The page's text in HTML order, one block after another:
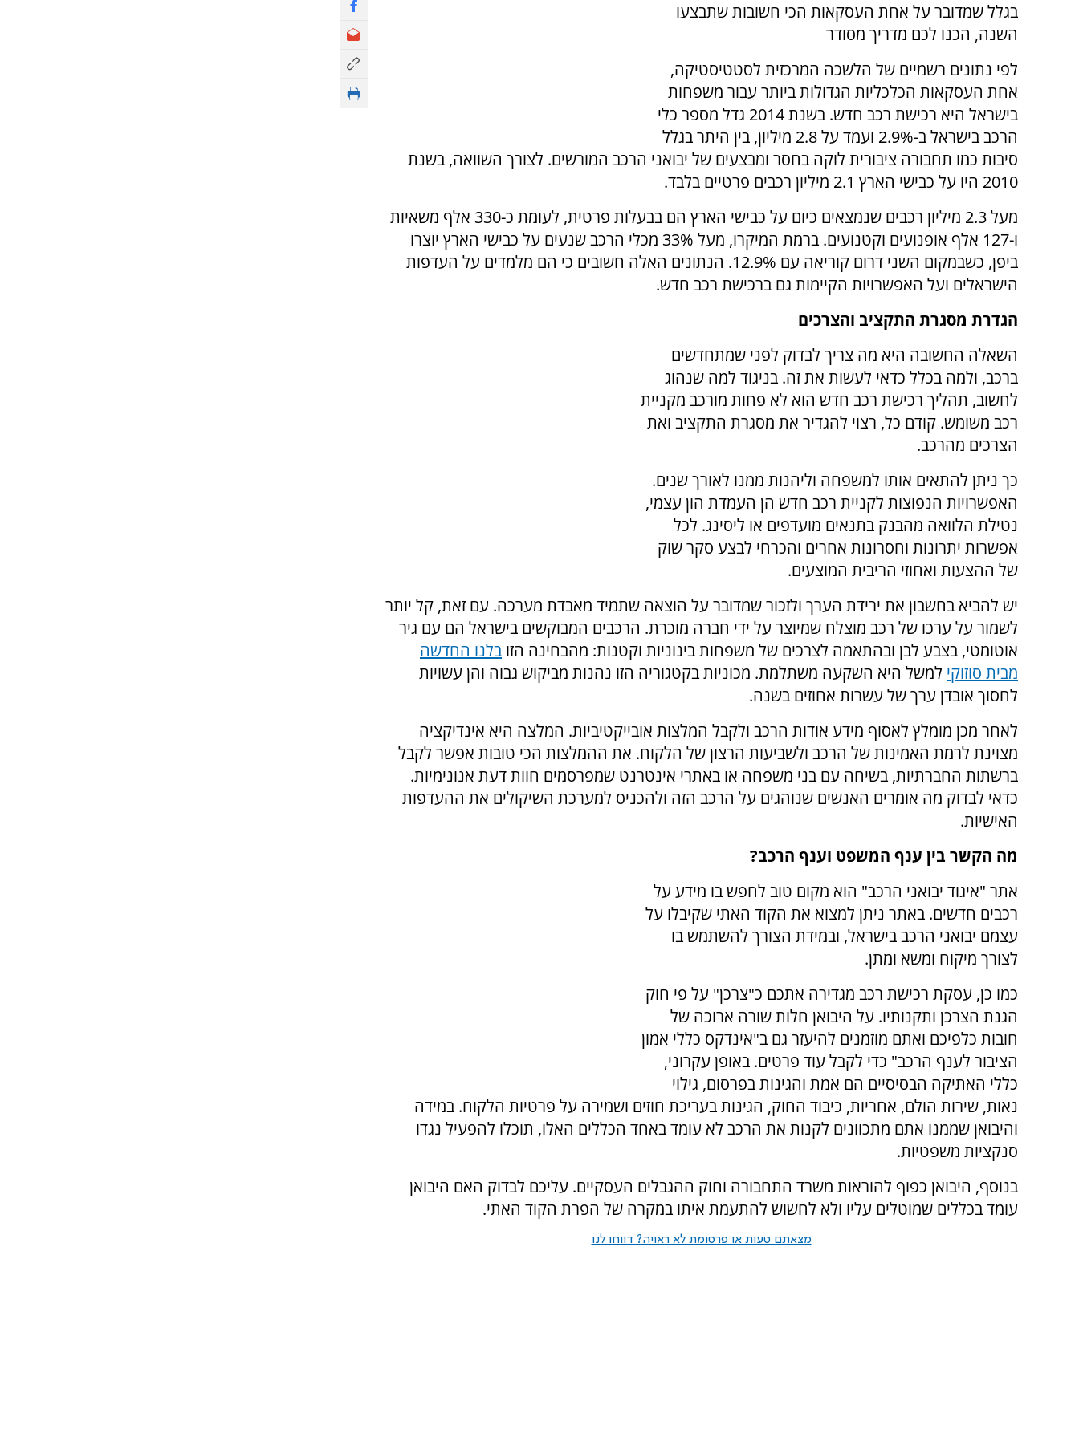
בגלל שמדובר על אחת העסקאות הכי חשובות שתבצעו
השנה, הכנו לכם מדריך מסודר
לפי נתונים רשמיים של הלשכה המרכזית לסטטיסטיקה,
אחת העסקאות הכלכליות הגדולות ביותר עבור משפחות
בישראל היא רכישת רכב חדש. בשנת 2014 גדל מספר כלי
הרכב בישראל ב-2.9% ועמד על 2.8 מיליון, בין היתר בגלל
סיבות כמו תחבורה ציבורית לוקה בחסר ומבצעים של יבואני הרכב המורשים. לצורך השוואה, בשנת
2010 היו על כבישי הארץ 2.1 מיליון רכבים פרטיים בלבד.
מעל 2.3 מיליון רכבים שנמצאים כיום על כבישי הארץ הם בבעלות פרטית, לעומת כ-330 אלף משאיות
ו-127 אלף אופנועים וקטנועים. ברמת המיקרו, מעל 33% מכלי הרכב שנעים על כבישי הארץ יוצרו
ביפן, כשבמקום השני דרום קוריאה עם 12.9%. הנתונים האלה חשובים כי הם מלמדים על העדפות
הישראלים ועל האפשרויות הקיימות גם ברכישת רכב חדש.
הגדרת מסגרת התקציב והצרכים
השאלה החשובה היא מה צריך לבדוק לפני שמתחדשים
ברכב, ולמה בכלל כדאי לעשות את זה. בניגוד למה שנהוג
לחשוב, תהליך רכישת רכב חדש הוא לא פחות מורכב מקניית
רכב משומש. קודם כל, רצוי להגדיר את מסגרת התקציב ואת
הצרכים מהרכב.
כך ניתן להתאים אותו למשפחה וליהנות ממנו לאורך שנים.
האפשרויות הנפוצות לקניית רכב חדש הן העמדת הון עצמי,
נטילת הלוואה מהבנק בתנאים מועדפים או ליסינג. לכל
אפשרות יתרונות וחסרונות אחרים והכרחי לבצע סקר שוק
של ההצעות ואחוזי הריבית המוצעים.
יש להביא בחשבון את ירידת הערך ולזכור שמדובר על הוצאה שתמיד מאבדת מערכה. עם זאת, קל יותר
לשמור על ערכו של רכב מוצלח שמיוצר על ידי חברה מוכרת. הרכבים המבוקשים בישראל הם עם גיר
אוטומטי, בצבע לבן ובהתאמה לצרכים של משפחות בינוניות וקטנות: מהבחינה הזו בלנו החדשה
מבית סוזוקי למשל היא השקעה משתלמת. מכוניות בקטגוריה הזו נהנות מביקוש גבוה והן עשויות
לחסוך אובדן ערך של עשרות אחוזים בשנה.
לאחר מכן מומלץ לאסוף מידע אודות הרכב ולקבל המלצות אובייקטיביות. המלצה היא אינדיקציה
מצוינת לרמת האמינות של הרכב ולשביעות הרצון של הלקוח. את ההמלצות הכי טובות אפשר לקבל
ברשתות החברתיות, בשיחה עם בני משפחה או באתרי אינטרנט שמפרסמים חוות דעת אנונימיות.
כדאי לבדוק מה אומרים האנשים שנוהגים על הרכב הזה ולהכניס למערכת השיקולים את ההעדפות
האישיות.
מה הקשר בין ענף המשפט וענף הרכב?
אתר "איגוד יבואני הרכב" הוא מקום טוב לחפש בו מידע על
רכבים חדשים. באתר ניתן למצוא את הקוד האתי שקיבלו על
עצמם יבואני הרכב בישראל, ובמידת הצורך להשתמש בו
לצורך מיקוח ומשא ומתן.
כמו כן, עסקת רכישת רכב מגדירה אתכם כ"צרכן" על פי חוק
הגנת הצרכן ותקנותיו. על היבואן חלות שורה ארוכה של
חובות כלפיכם ואתם מוזמנים להיעזר גם ב"אינדקס כללי אמון
הציבור לענף הרכב" כדי לקבל עוד פרטים. באופן עקרוני,
כללי האתיקה הבסיסיים הם אמת והגינות בפרסום, גילוי
נאות, שירות הולם, אחריות, כיבוד החוק, הגינות בעריכת חוזים ושמירה על פרטיות הלקוח. במידה
והיבואן שממנו אתם מתכוונים לקנות את הרכב לא עומד באחד הכללים האלו, תוכלו להפעיל נגדו
סנקציות משפטיות.
בנוסף, היבואן כפוף להוראות משרד התחבורה וחוק ההגבלים העסקיים. עליכם לבדוק האם היבואן
עומד בכללים שמוטלים עליו ולא לחשוש להתעמת איתו במקרה של הפרת הקוד האתי.
מצאתם טעות או פרסומת לא ראויה? דווחו לנו